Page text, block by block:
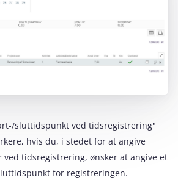
sluttidspunkt ved tidsregistrering"
hvis du, i stedet for at angive
ved tidsregistrering, ønsker at angive et
for registreringen.